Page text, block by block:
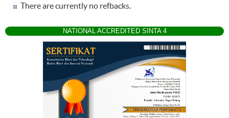
There are currently no refbacks.
NATIONAL ACCREDITED SINTA 4